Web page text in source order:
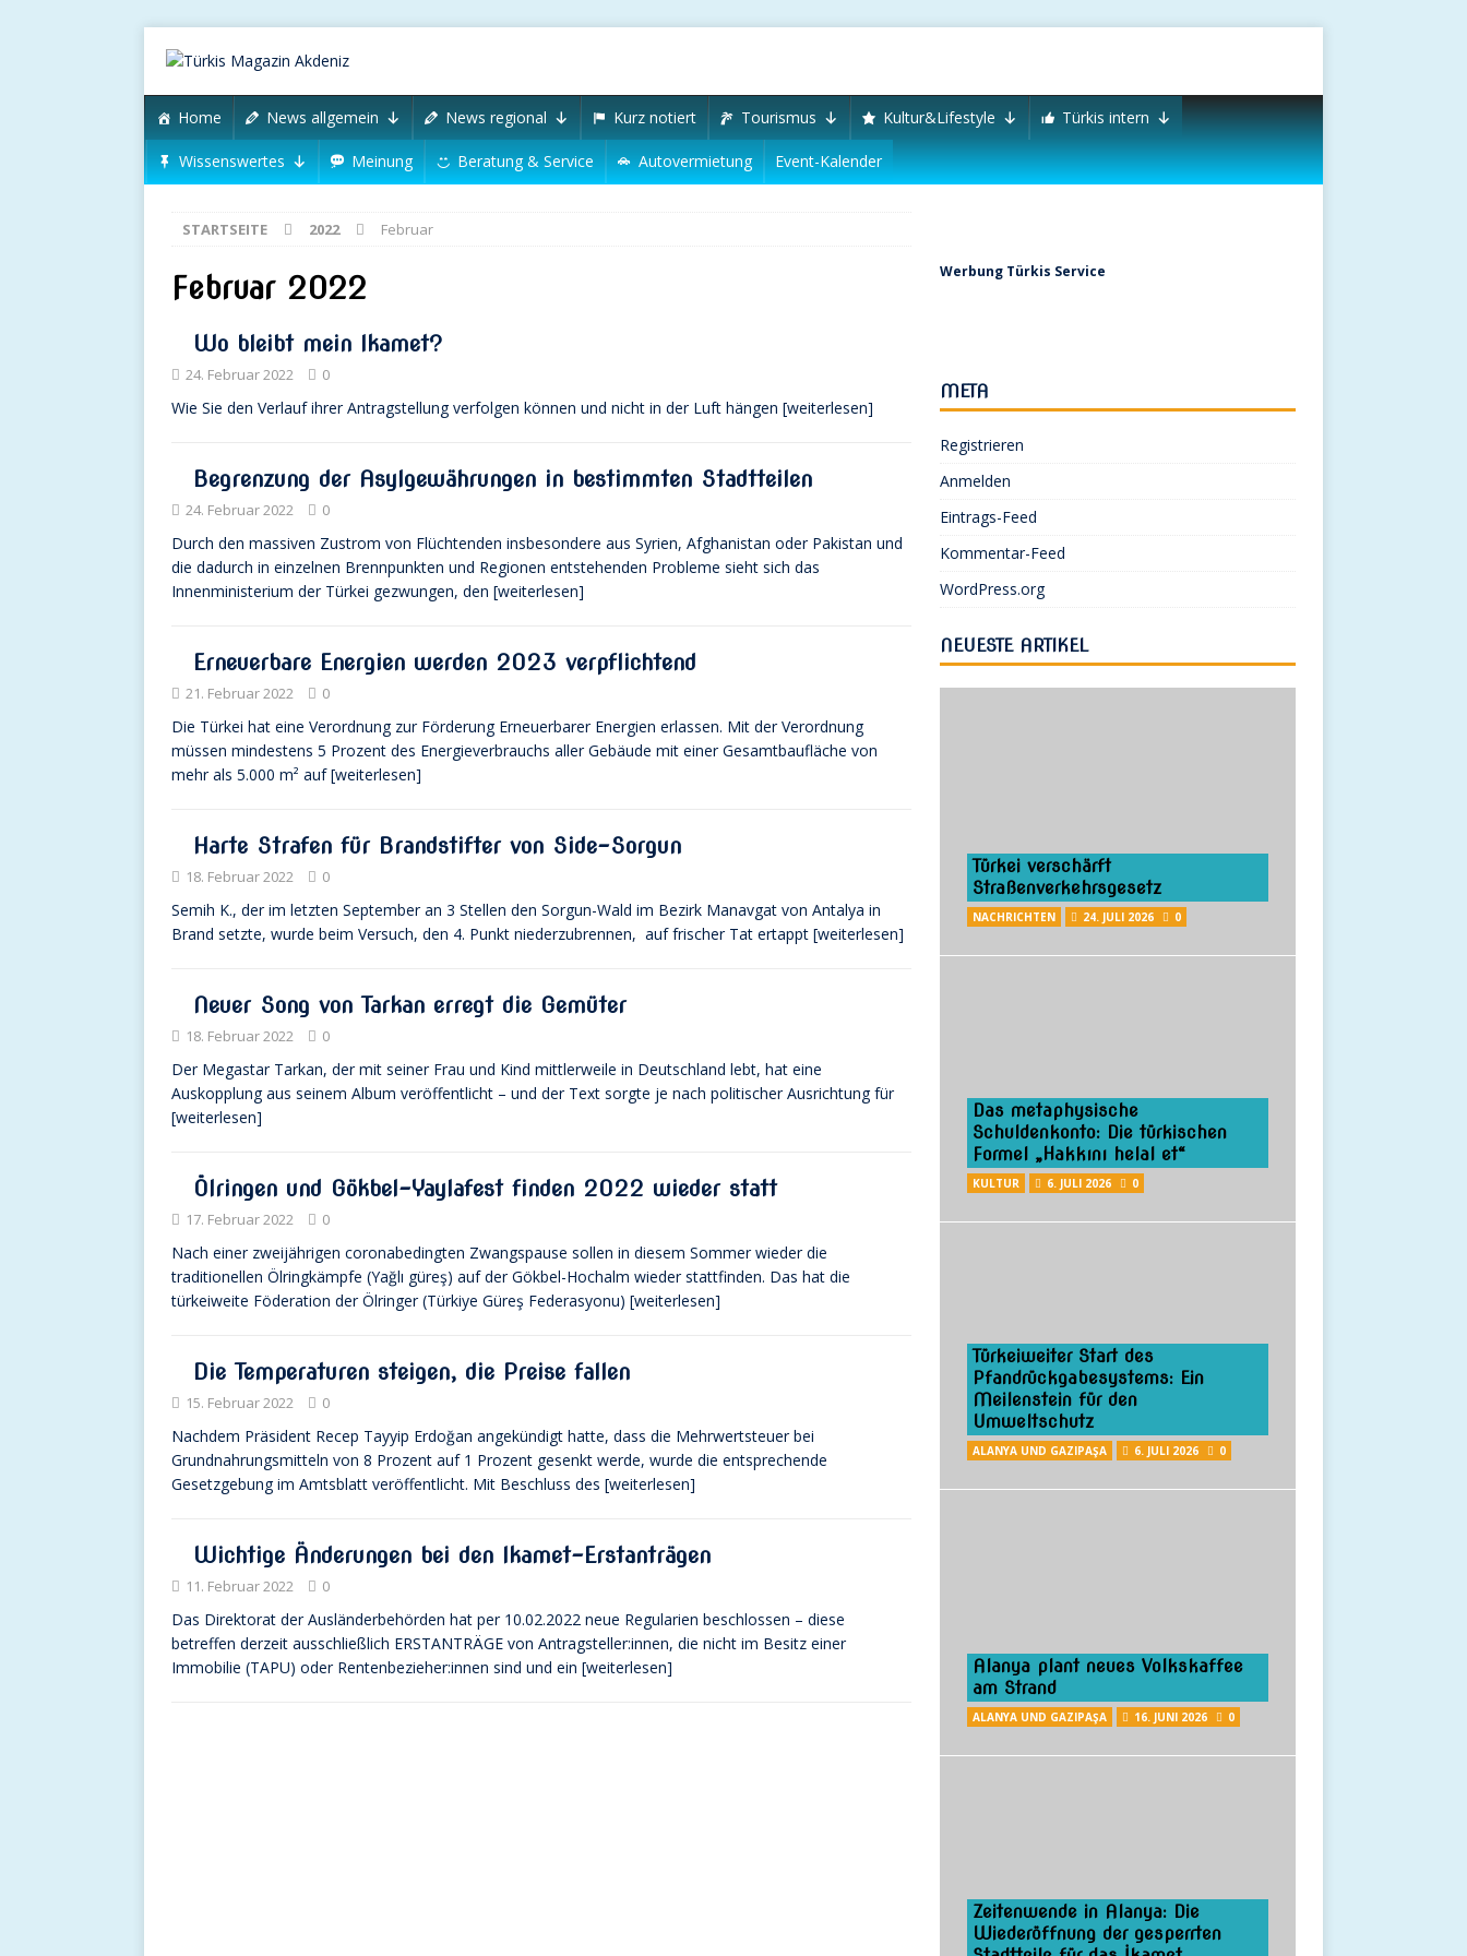
Home News allgemein News regional Kurz notiert Tourismus Kultur&Lifestyle Türkis intern
Wissenswertes Meinung Beratung & Service Autovermietung Event-Kalender
STARTSEITE 2022 Februar
Februar 2022
Wo bleibt mein Ikamet?
24. Februar 2022 0
Wie Sie den Verlauf ihrer Antragstellung verfolgen können und nicht in der Luft hängen [weiterlesen]
Begrenzung der Asylgewährungen in bestimmten Stadtteilen
24. Februar 2022 0
Durch den massiven Zustrom von Flüchtenden insbesondere aus Syrien, Afghanistan oder Pakistan und
die dadurch in einzelnen Brennpunkten und Regionen entstehenden Probleme sieht sich das
Innenministerium der Türkei gezwungen, den [weiterlesen]
Erneuerbare Energien werden 2023 verpflichtend
21. Februar 2022 0
Die Türkei hat eine Verordnung zur Förderung Erneuerbarer Energien erlassen. Mit der Verordnung
müssen mindestens 5 Prozent des Energieverbrauchs aller Gebäude mit einer Gesamtbaufläche von
mehr als 5.000 m² auf[weiterlesen]
Harte Strafen für Brandstifter von Side-Sorgun
18. Februar 2022 0
Semih K., der im letzten September an 3 Stellen den Sorgun-Wald im Bezirk Manavgat von Antalya in
Brand setzte, wurde beim Versuch, den 4. Punkt niederzubrennen, auf frischer Tat ertappt [weiterlesen]
Neuer Song von Tarkan erregt die Gemüter
18. Februar 2022 0
Der Megastar Tarkan, der mit seiner Frau und Kind mittlerweile in Deutschland lebt, hat eine
Auskopplung aus seinem Album veröffentlicht – und der Text sorgte je nach politischer Ausrichtung für
[weiterlesen]
Ölringen und Gökbel-Yaylafest finden 2022 wieder statt
17. Februar 2022 0
Nach einer zweijährigen coronabedingten Zwangspause sollen in diesem Sommer wieder die
traditionellen Ölringkämpfe (Yağlı güreş) auf der Gökbel-Hochalm wieder stattfinden. Das hat die
türkeiweite Föderation der Ölringer (Türkiye Güreş Federasyonu) [weiterlesen]
Die Temperaturen steigen, die Preise fallen
15. Februar 2022 0
Nachdem Präsident Recep Tayyip Erdoğan angekündigt hatte, dass die Mehrwertsteuer bei
Grundnahrungsmitteln von 8 Prozent auf 1 Prozent gesenkt werde, wurde die entsprechende
Gesetzgebung im Amtsblatt veröffentlicht. Mit Beschluss des [weiterlesen]
Wichtige Änderungen bei den Ikamet-Erstanträgen
11. Februar 2022 0
Das Direktorat der Ausländerbehörden hat per 10.02.2022 neue Regularien beschlossen – diese
betreffen derzeit ausschließlich ERSTANTRÄGE von Antragsteller:innen, die nicht im Besitz einer
Immobilie (TAPU) oder Rentenbezieher:innen sind und ein [weiterlesen]
Werbung Türkis Service
META
Registrieren
Anmelden
Eintrags-Feed
Kommentar-Feed
WordPress.org
NEUESTE ARTIKEL
Türkei verschärft
Straßenverkehrsgesetz
NACHRICHTEN 24. JULI 2026 0
Das metaphysische
Schuldenkonto: Die türkischen
Formel „Hakkını helal et“
KULTUR 6. JULI 2026 0
Türkeiweiter Start des
Pfandrückgabesystems: Ein
Meilenstein für den
Umweltschutz
ALANYA UND GAZIPAŞA 6. JULI 2026 0
Alanya plant neues Volkskaffee
am Strand
ALANYA UND GAZIPAŞA 16. JUNI 2026 0
Zeitenwende in Alanya: Die
Wiederöffnung der gesperrten